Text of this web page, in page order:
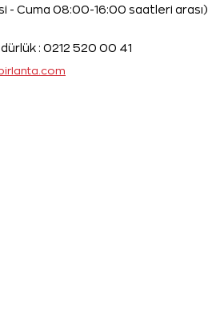
- Cuma 08:00-16:00 saatleri arası)
: 0212 520 00 41